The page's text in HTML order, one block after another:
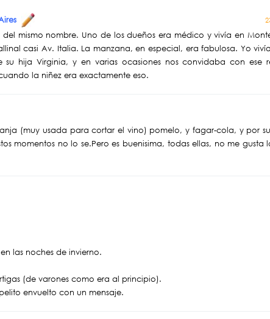
del mismo nombre. Uno de los dueños era médico y vivía en
casi Av. Italia. La manzana, en especial, era fabulosa. Yo
hija Virginia, y en varias ocasiones nos convidaba con ese
la niñez era exactamente eso.
(muy usada para cortar el vino) pomelo, y fagar-cola, y por
momentos no lo se.Pero es buenisima, todas ellas, no me gusta
las noches de invierno.
(de varones como era al principio).
envuelto con un mensaje.